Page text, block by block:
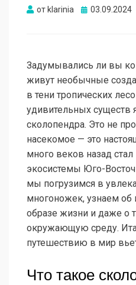
от klarinia Опубликовано
03.09.2024
Задумывались ли вы
живут необычные
в тени тропических
удивительных существ
сколопендра. Это не
насекомое — это
много веков назад
экосистемы Юго-
мы погрузимся в
многоножек, узнаем об
образе жизни и даже о
окружающую среду.
путешествию в мир
Что такое